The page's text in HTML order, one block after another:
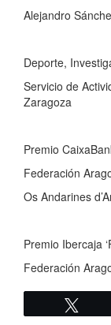
Alejandro
Deporte,
Servicio de
Zaragoza
Premio
Federación
Os Andarines
Premio Ibercaja
Federación